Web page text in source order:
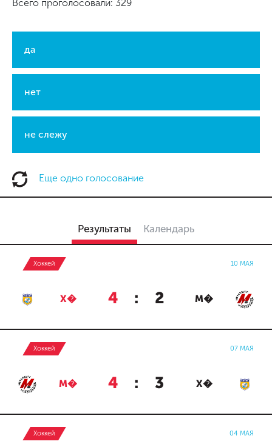
Всего проголосовали: 329
да
нет
не слежу
Еще одно голосование
Результаты Календарь
Хоккей 10 МАЯ
Х� 4 : 2 М�
Хоккей 07 МАЯ
М� 4 : 3 Х�
Хоккей 04 МАЯ